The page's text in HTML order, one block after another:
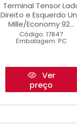
Terminal Tensor
Direito e Esquerdo
Mille/Economy 92...
Código: 17847
Embalagem: PC
Ver
preço